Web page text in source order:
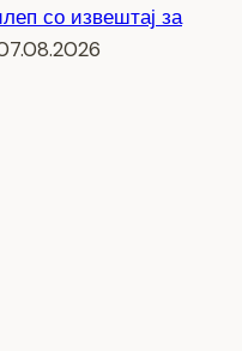
со извештај за